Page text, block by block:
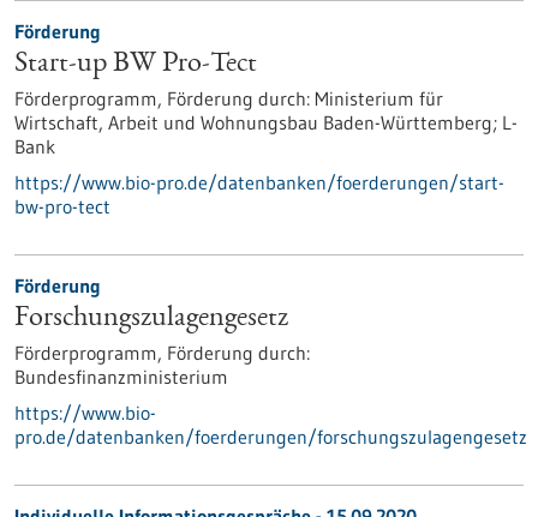
Förderung
Start-up BW Pro-Tect
Förderprogramm, Förderung durch: Ministerium für
Wirtschaft, Arbeit und Wohnungsbau Baden-Württemberg; L-
Bank
https://www.bio-pro.de/datenbanken/foerderungen/start-
bw-pro-tect
Förderung
Forschungszulagengesetz
Förderprogramm, Förderung durch:
Bundesfinanzministerium
https://www.bio-
pro.de/datenbanken/foerderungen/forschungszulagengesetz